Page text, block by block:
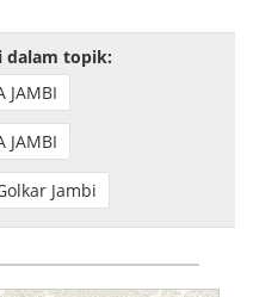
dalam topik:
JAMBI
JAMBI
Jambi